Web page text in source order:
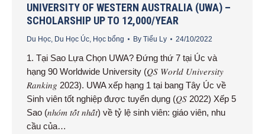
UNIVERSITY OF WESTERN AUSTRALIA (UWA) –
SCHOLARSHIP UP TO 12,000/YEAR
Du Học Du Học Úc Học bổng By Tiểu Ly 24/10/2022
1. Tại Sao Lựa Chọn UWA? Đứng thứ 7 tại Úc và
hạng 90 Worldwide University (𝑄𝑆 𝑊𝑜𝑟𝑙𝑑 𝑈𝑛𝑖𝑣𝑒𝑟𝑠𝑖𝑡𝑦
𝑅𝑎𝑛𝑘𝑖𝑛𝑔 2023). UWA xếp hạng 1 tại bang Tây Úc về
Sinh viên tốt nghiệp được tuyển dụng (𝑄𝑆 2022) Xếp 5
Sao (𝑛ℎ𝑜́𝑚 𝑡𝑜̂́𝑡 𝑛ℎ𝑎̂́𝑡) về tỷ lệ sinh viên: giáo viên, nhu
cầu của…